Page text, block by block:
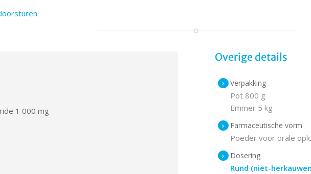
1 000 mg
Overige details
Verpakking
Pot 800 g
Emmer 5 kg
Farmaceutische vorm
Poeder voor orale
Dosering
Rund (niet-